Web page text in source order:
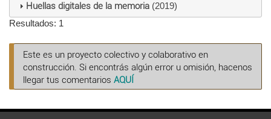
Huellas digitales de la memoria(2019)
Resultados: 1
Este es un proyecto colectivo y colaborativo en
construcción. Si encontrás algún error u omisión, hacenos
llegar tus comentarios AQUÍ